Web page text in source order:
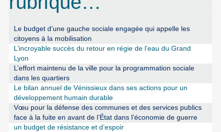
Le budget d’une gauche sociale engagée qui appelle les
citoyens à la mobilisation
L’incroyable succès du retour en régie de l’eau du Grand
Lyon
L’effort maintenu de la ville pour la programmation sociale
dans les quartiers
Le bilan annuel de Vénissieux dans ses actions pour un
développement humain durable
Vœu pour la défense des communes et des services publics
face à la fuite en avant de l’État dans l’économie de guerre
un budget de résistance et d’espoir